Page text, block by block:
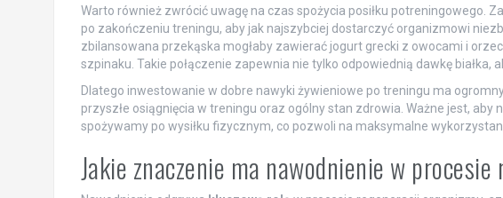
Warto również zwrócić uwagę na czas spożycia posiłku potreningowego.
po zakończeniu treningu, aby jak najszybciej dostarczyć organizmowi
zbilansowana przekąska mogłaby zawierać jogurt grecki z owocami i
szpinaku. Takie połączenie zapewnia nie tylko odpowiednią dawkę białka,
Dlatego inwestowanie w dobre nawyki żywieniowe po treningu ma
przyszłe osiągnięcia w treningu oraz ogólny stan zdrowia. Ważne jest, aby
spożywamy po wysiłku fizycznym, co pozwoli na maksymalne
Jakie znaczenie ma nawodnienie w